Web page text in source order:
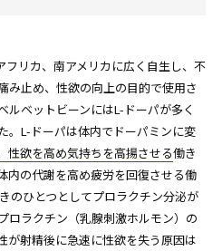
フリカ、南アメリカに広く自生し、不
み止め、性欲の向上の目的で使用さ
ルベットビーンにはL-ドーパが多く
。L-ドーパは体内でドーパミンに変
性欲を高め気持ちを高揚させる働き
内の代謝を高め疲労を回復させる働
のひとつとしてプロラクチン分泌が
ロラクチン（乳腺刺激ホルモン）の
が射精後に急速に性欲を失う原因は